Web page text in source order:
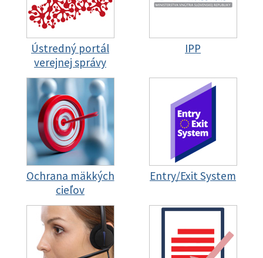
Ústredný portál
verejnej správy
IPP
Ochrana mäkkých
cieľov
Entry/Exit System